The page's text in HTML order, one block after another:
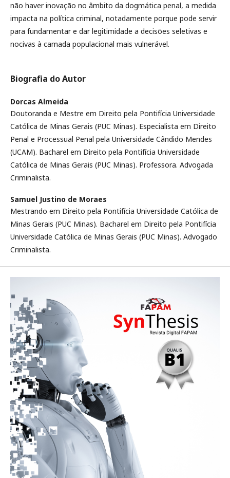
não haver inovação no âmbito da dogmática penal, a medida
impacta na política criminal, notadamente porque pode servir
para fundamentar e dar legitimidade a decisões seletivas e
nocivas à camada populacional mais vulnerável.
Biografia do Autor
Dorcas Almeida
Doutoranda e Mestre em Direito pela Pontifícia Universidade
Católica de Minas Gerais (PUC Minas). Especialista em Direito
Penal e Processual Penal pela Universidade Cândido Mendes
(UCAM). Bacharel em Direito pela Pontifícia Universidade
Católica de Minas Gerais (PUC Minas). Professora. Advogada
Criminalista.
Samuel Justino de Moraes
Mestrando em Direito pela Pontifícia Universidade Católica de
Minas Gerais (PUC Minas). Bacharel em Direito pela Pontifícia
Universidade Católica de Minas Gerais (PUC Minas). Advogado
Criminalista.